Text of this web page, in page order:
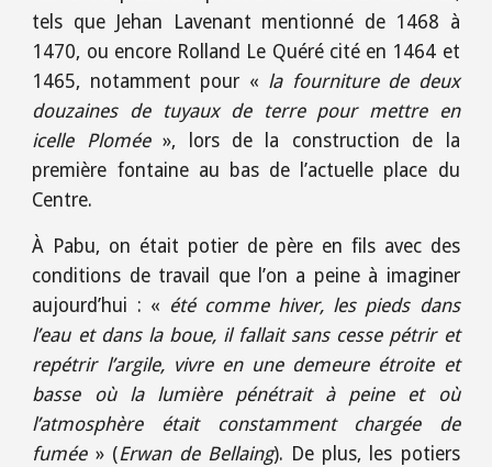
tels que Jehan Lavenant mentionné de 1468 à
1470, ou encore Rolland Le Quéré cité en 1464 et
1465, notamment pour « la fourniture de deux
douzaines de tuyaux de terre pour mettre en
icelle Plomée», lors de la construction de la
première fontaine au bas de l’actuelle place du
Centre.
À Pabu, on était potier de père en fils avec des
conditions de travail que l’on a peine à imaginer
aujourd’hui : « été comme hiver, les pieds dans
l’eau et dans la boue, il fallait sans cesse pétrir et
repétrir l’argile, vivre en une demeure étroite et
basse où la lumière pénétrait à peine et où
l’atmosphère était constamment chargée de
fumée » (Erwan de Bellaing). De plus, les potiers